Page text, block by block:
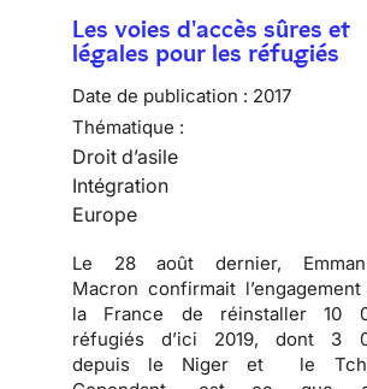
Les voies d'accès sûres et
légales pour les réfugiés
Date de publication : 2017
Thématique :
Droit d’asile
Intégration
Europe
Le 28 août dernier,
Macron confirmait
la France de réinstaller 10
réfugiés d’ici 2019, dont 3
depuis le Niger et le